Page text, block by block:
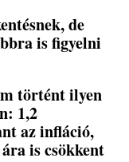
de
is figyelni
történt ilyen
1,2
az infláció,
is csökkent